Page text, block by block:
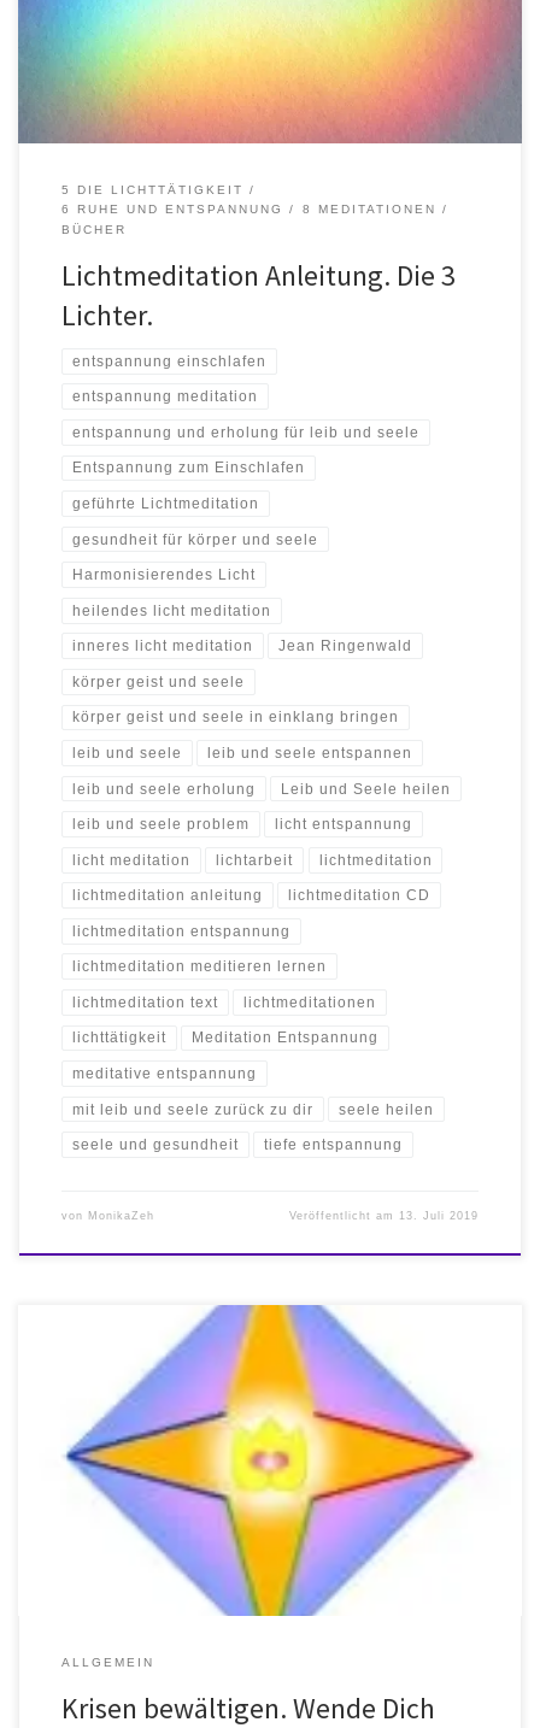
wir kennen, sind verdichtetes Licht. Es liegt an der Bewusstheit des
Menschen, ob er sich dieser Grundsätze bewusst wird, ob […]
5 DIE LICHTTÄTIGKEIT
6 RUHE UND ENTSPANNUNG
8 MEDITATIONEN
BÜCHER
Lichtmeditation Anleitung. Die 3
Lichter.
entspannung einschlafen
entspannung meditation
entspannung und erholung für leib und seele
Entspannung zum Einschlafen
geführte Lichtmeditation
gesundheit für körper und seele
Harmonisierendes Licht
heilendes licht meditation
inneres licht meditation Jean Ringenwald
körper geist und seele
körper geist und seele in einklang bringen
leib und seele leib und seele entspannen
leib und seele erholung Leib und Seele heilen
leib und seele problem licht entspannung
licht meditation lichtarbeit lichtmeditation
lichtmeditation anleitung lichtmeditation CD
lichtmeditation entspannung
lichtmeditation meditieren lernen
lichtmeditation text lichtmeditationen
lichttätigkeit Meditation Entspannung
meditative entspannung
mit leib und seele zurück zu dir seele heilen
seele und gesundheit tiefe entspannung
von MonikaZeh Veröffentlicht am 13. Juli 2019
Krisen bewältigen Die Märchentherapie ist ein Weg, der Schritt für
Schritt ins Aller-Innerste führt, dorthin, wo jeder Mensch selbst
wahrnehmen kann, dass alles, was er braucht, in ihm selbst zu
finden ist. Das Ziel der Märchen- und Licht-Therapie Ziel ist es, mit
sich selbst, seinem Schicksal, seinem Leben Frieden zu […]
ALLGEMEIN
Krisen bewältigen. Wende Dich